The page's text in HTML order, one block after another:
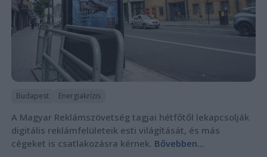
Budapest Energiakrízis
A Magyar Reklámszövetség tagjai hétfőtől lekapcsolják
digitális reklámfelületeik esti világítását, és más
cégeket is csatlakozásra kérnek. Bővebben...